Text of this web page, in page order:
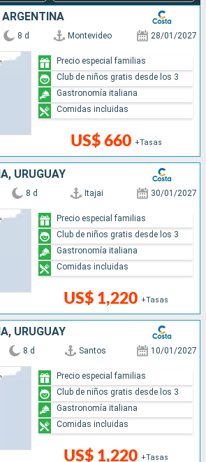
ARGENTINA
8 d Montevideo 28/01/2027
US$ 660 +Tasas
Precio especial familias
Club de niños gratis desde los 3
Gastronomía italiana
Comidas incluidas
URUGUAY
8 d Itajai 30/01/2027
US$ 1,220 +Tasas
Precio especial familias
Club de niños gratis desde los 3
Gastronomía italiana
Comidas incluidas
URUGUAY
8 d Santos 10/01/2027
US$ 1,220 +Tasas
Precio especial familias
Club de niños gratis desde los 3
Gastronomía italiana
Comidas incluidas